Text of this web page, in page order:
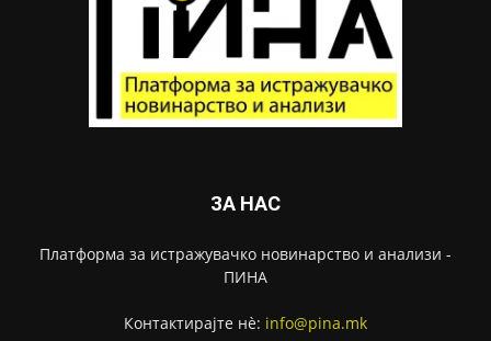
ЗА НАС
Платформа за истражувачко новинарство и анализи -
ПИНА
Контактирајте нѐ: info@pina.mk